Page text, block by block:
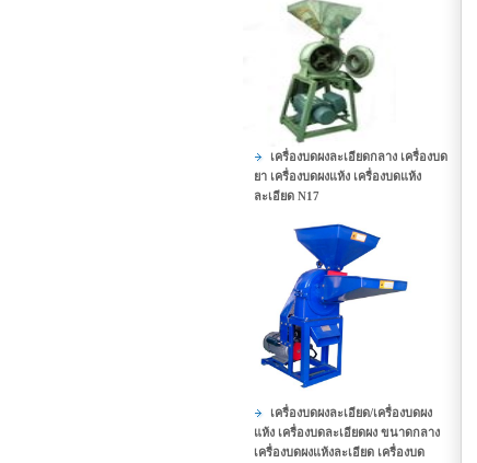
เครื่องบดผงละเอียดกลาง เครื่องบด
ยา เครื่องบดผงแห้ง เครื่องบดแห้ง
ละเอียด N17
เครื่องบดผงละเอียด/เครื่องบดผง
แห้ง เครื่องบดละเอียดผง ขนาดกลาง
เครื่องบดผงแห้งละเอียด เครื่องบด